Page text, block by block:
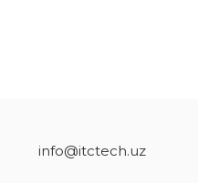
info@itctech.uz